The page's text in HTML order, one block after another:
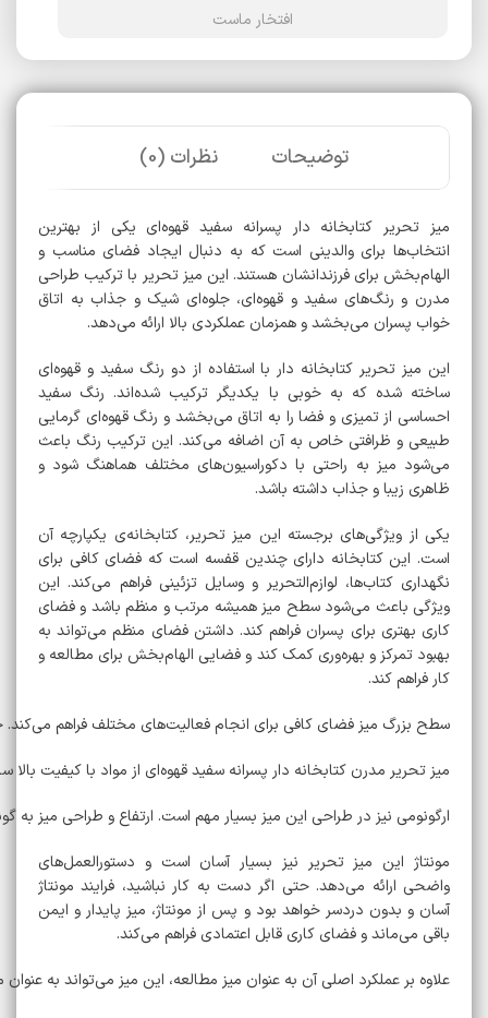
افتخار ماست
توضیحات نظرات (0)
میز تحریر کتابخانه دار پسرانه سفید قهوه‌ای یکی از بهترین
انتخاب‌ها برای والدینی است که به دنبال ایجاد فضای مناسب و
الهام‌بخش برای فرزندانشان هستند. این میز تحریر با ترکیب طراحی
مدرن و رنگ‌های سفید و قهوه‌ای، جلوه‌ای شیک و جذاب به اتاق
خواب پسران می‌بخشد و همزمان عملکردی بالا ارائه می‌دهد.
این میز تحریر کتابخانه دار با استفاده از دو رنگ سفید و قهوه‌ای
ساخته شده که به خوبی با یکدیگر ترکیب شده‌اند. رنگ سفید
احساسی از تمیزی و فضا را به اتاق می‌بخشد و رنگ قهوه‌ای گرمایی
طبیعی و ظرافتی خاص به آن اضافه می‌کند. این ترکیب رنگ باعث
می‌شود میز به راحتی با دکوراسیون‌های مختلف هماهنگ شود و
ظاهری زیبا و جذاب داشته باشد.
یکی از ویژگی‌های برجسته این میز تحریر، کتابخانه‌ی یکپارچه آن
است. این کتابخانه دارای چندین قفسه است که فضای کافی برای
نگهداری کتاب‌ها، لوازم‌التحریر و وسایل تزئینی فراهم می‌کند. این
ویژگی باعث می‌شود سطح میز همیشه مرتب و منظم باشد و فضای
کاری بهتری برای پسران فراهم کند. داشتن فضای منظم می‌تواند به
بهبود تمرکز و بهره‌وری کمک کند و فضایی الهام‌بخش برای مطالعه و
کار فراهم کند.
سطح بزرگ میز فضای کافی برای انجام فعالیت‌های مختلف فراهم می‌کند.
میز تحریر مدرن کتابخانه دار پسرانه سفید قهوه‌ای از مواد با کیفیت
ارگونومی نیز در طراحی این میز بسیار مهم است. ارتفاع و طراحی میز
مونتاژ این میز تحریر نیز بسیار آسان است و دستورالعمل‌های
واضحی ارائه می‌دهد. حتی اگر دست به کار نباشید، فرایند مونتاژ
آسان و بدون دردسر خواهد بود و پس از مونتاژ، میز پایدار و ایمن
باقی می‌ماند و فضای کاری قابل اعتمادی فراهم می‌کند.
علاوه بر عملکرد اصلی آن به عنوان میز مطالعه، این میز می‌تواند به